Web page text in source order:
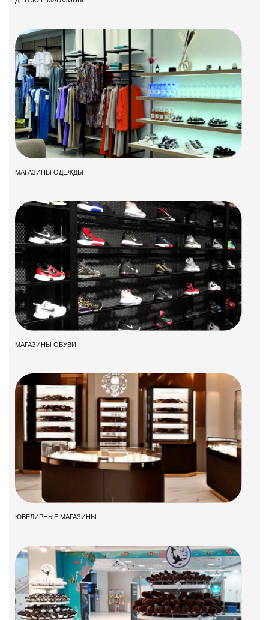
МАГАЗИНЫ ОДЕЖДЫ
МАГАЗИНЫ ОБУВИ
ЮВЕЛИРНЫЕ МАГАЗИНЫ